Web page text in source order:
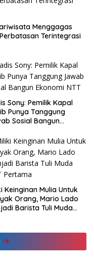
Menggagas
Terintegrasi
Sony: Pemilik Kapal
Punya Tanggung
Sosial Bangun
Keinginan Mulia Untuk
Orang, Mario Lado
Barista Tuli Muda